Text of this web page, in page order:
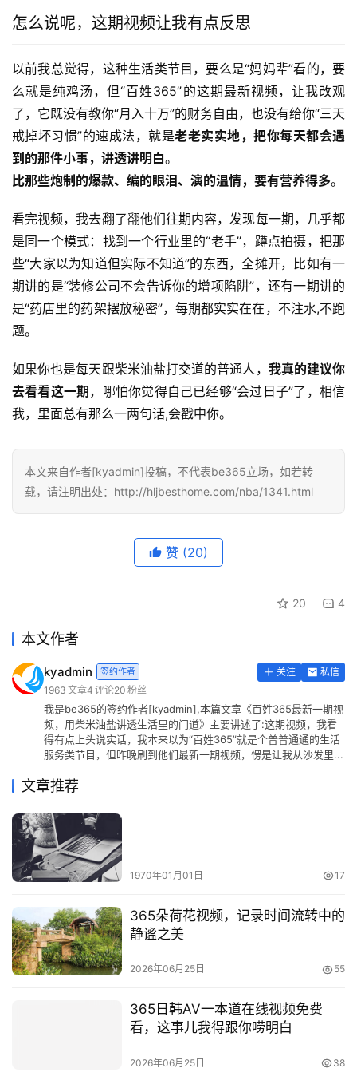
怎么说呢，这期视频让我有点反思
以前我总觉得，这种生活类节目，要么是“妈妈辈”看的，要
么就是纯鸡汤，但“百姓365”的这期最新视频，让我改观
了，它既没有教你“月入十万”的财务自由，也没有给你“三天
戒掉坏习惯”的速成法，就是老老实实地，把你每天都会遇
到的那件小事，讲透讲明白
比那些炮制的爆款、编的眼泪、演的温情，要有营养得多。
看完视频，我去翻了翻他们往期内容，发现每一期，几乎都
是同一个模式：找到一个行业里的“老手”，蹲点拍摄，把那
些“大家以为知道但实际不知道”的东西，全摊开，比如有一
期讲的是“装修公司不会告诉你的增项陷阱”，还有一期讲的
是“药店里的药架摆放秘密”，每期都实实在在，不注水,不跑
题。
如果你也是每天跟柴米油盐打交道的普通人， 我真的建议你
去看看这一期 ，哪怕你觉得自己已经够“会过日子”了，相信
我，里面总有那么一两句话,会戳中你。
本文来自作者[kyadmin]投稿，不代表be365立场，如若转
载，请注明出处：http://hljbesthome.com/nba/1341.html
赞 (20)
20 4
本文作者
kyadmin 签约作者 关注
私信
1963 文章4 评论20 粉丝
我是be365的签约作者[kyadmin],本篇文章《百姓365最新一期视
频，用柴米油盐讲透生活里的门道》主要讲述了:这期视频，我看
得有点上头说实话，我本来以为“百姓365”就是个普普通通的生活
服务类节目，但昨晚刷到他们最新一期视频，愣是让我从沙发里...
文章推荐
1970年01月01日 17
365朵荷花视频，记录时间流转中的
静谧之美
2026年06月25日 55
365日韩AV一本道在线视频免费
看，这事儿我得跟你唠明白
2026年06月25日 38